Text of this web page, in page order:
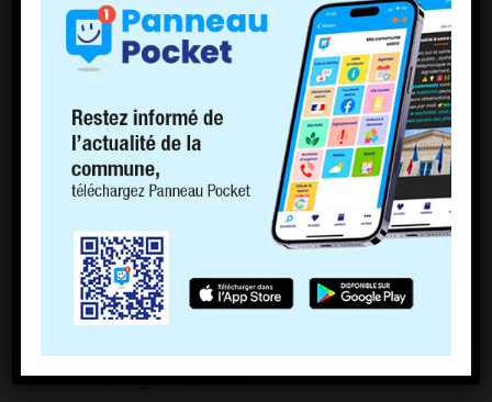
TOUS LES ÉVÉNEMENTS
LE VILLAGE
Faîtes de la musique
16 juin 2023
Concert GRATUIT organisé par l’OCCS